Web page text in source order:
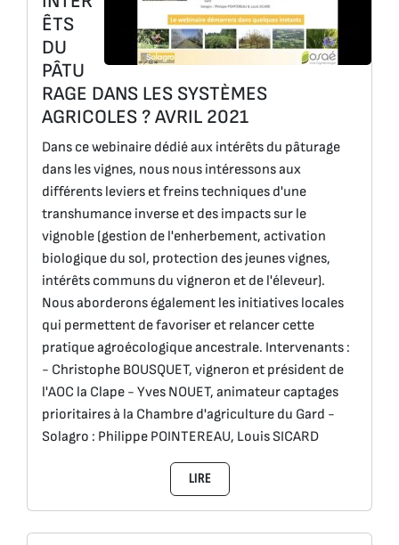
ÊTS
DU
PÂTU
RAGE DANS LES SYSTÈMES
AGRICOLES ? AVRIL 2021
Dans ce webinaire dédié aux intérêts du pâturage
dans les vignes, nous nous intéressons aux
différents leviers et freins techniques d'une
transhumance inverse et des impacts sur le
vignoble (gestion de l'enherbement, activation
biologique du sol, protection des jeunes vignes,
intérêts communs du vigneron et de l'éleveur).
Nous aborderons également les initiatives locales
qui permettent de favoriser et relancer cette
pratique agroécologique ancestrale. Intervenants :
- Christophe BOUSQUET, vigneron et président de
l'AOC la Clape - Yves NOUET, animateur captages
prioritaires à la Chambre d'agriculture du Gard -
Solagro : Philippe POINTEREAU, Louis SICARD
LIRE